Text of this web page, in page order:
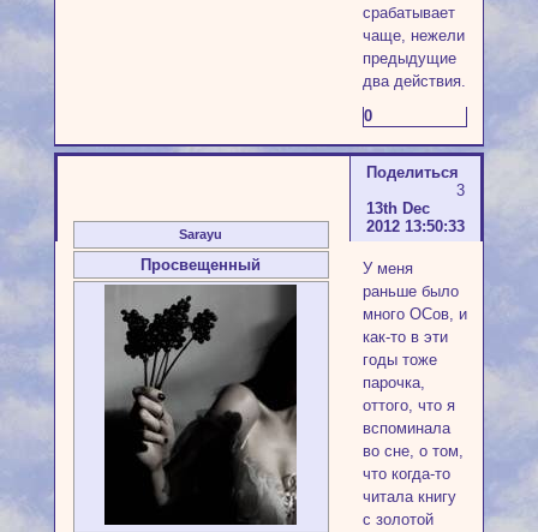
срабатывает
чаще, нежели
предыдущие
два действия.
0
Поделиться
3
13th Dec
2012 13:50:33
Sarayu
Просвещенный
У меня
раньше было
много ОСов, и
как-то в эти
годы тоже
парочка,
оттого, что я
вспоминала
во сне, о том,
что когда-то
читала книгу
с золотой